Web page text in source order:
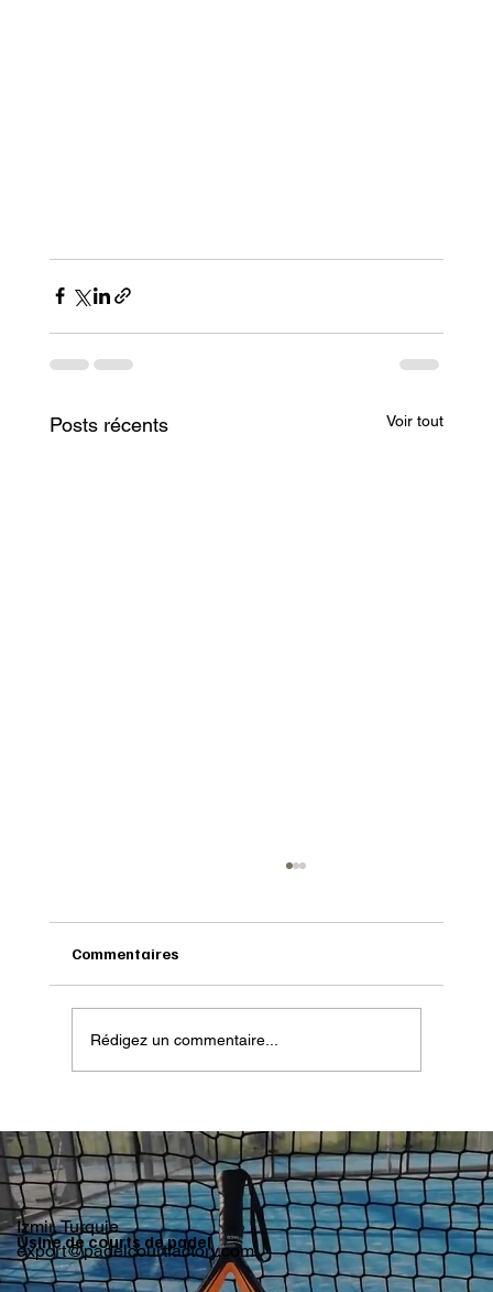
Posts récents Voir tout
prochaine destination de padel haut de
gamme en Europe centrale
Commentaires
Rédigez un commentaire...
Izmir, Turquie
export@padelcourtfactory.com
Usine de courts de padel